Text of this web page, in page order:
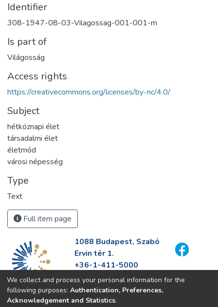
Identifier
308-1947-08-03-Vilagossag-001-001-m
Is part of
Világosság
Access rights
https://creativecommons.org/licenses/by-nc/4.0/
Subject
hétköznapi élet
társadalmi élet
életmód
városi népesség
Type
Text
Full item page
1088 Budapest, Szabó
Ervin tér 1.
+36-1-411-5000
info@fszek.hu
https://fszek.hu
We collect and process your personal information for the
following purposes: Authentication, Preferences,
Acknowledgement and Statistics.